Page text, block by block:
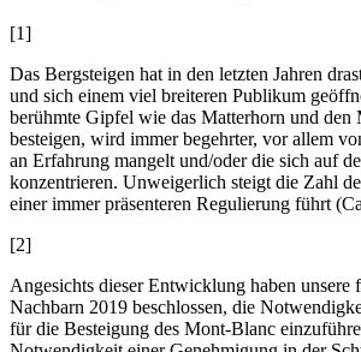
[1]
Das Bergsteigen hat in den letzten Jahren
und sich einem viel breiteren Publikum
berühmte Gipfel wie das Matterhorn und den
besteigen, wird immer begehrter, vor allem
an Erfahrung mangelt und/oder die sich auf
konzentrieren. Unweigerlich steigt die Zahl
einer immer präsenteren Regulierung führt (
[2]
Angesichts dieser Entwicklung haben unsere
Nachbarn 2019 beschlossen, die
für die Besteigung des Mont-Blanc